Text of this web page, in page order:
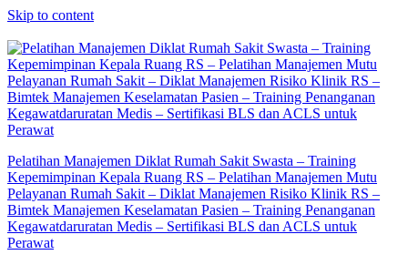
Skip to content
Pelatihan Manajemen Diklat Rumah Sakit Swasta – Training
Kepemimpinan Kepala Ruang RS – Pelatihan Manajemen Mutu
Pelayanan Rumah Sakit – Diklat Manajemen Risiko Klinik RS –
Bimtek Manajemen Keselamatan Pasien – Training Penanganan
Kegawatdaruratan Medis – Sertifikasi BLS dan ACLS untuk
Perawat